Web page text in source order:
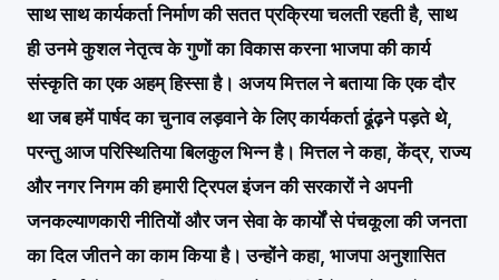
साथ साथ कार्यकर्ता निर्माण की सतत प्रक्रिया चलती रहती है, साथ
ही उनमे कुशल नेतृत्व के गुणों का विकास करना भाजपा की कार्य
संस्कृति का एक अहम् हिस्सा है। अजय मित्तल ने बताया कि एक दौर
था जब हमें पार्षद का चुनाव लड़वाने के लिए कार्यकर्ता ढूंढ़ने पड़ते थे,
परन्तु आज परिस्थितिया बिलकुल भिन्न है। मित्तल ने कहा, केंद्र, राज्य
और नगर निगम की हमारी ट्रिपल इंजन की सरकारों ने अपनी
जनकल्याणकारी नीतियों और जन सेवा के कार्यों से पंचकूला की जनता
का दिल जीतने का काम किया है। उन्होंने कहा, भाजपा अनुशासित